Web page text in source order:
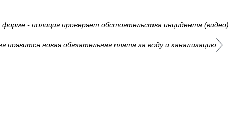
- полиция проверяет обстоятельства инцидента (видео)
появится новая обязательная плата за воду и канализацию